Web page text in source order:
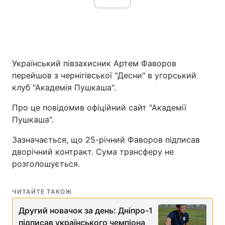
Український півзахисник Артем Фаворов
перейшов з чернігівської "Десни" в угорський
клуб "Академія Пушкаша".
Про це повідомив офіційний сайт "Академії
Пушкаша".
Зазначається, що 25-річний Фаворов підписав
дворічний контракт. Сума трансферу не
розголошується.
ЧИТАЙТЕ ТАКОЖ
Другий новачок за день: Дніпро-1
підписав українського чемпіона